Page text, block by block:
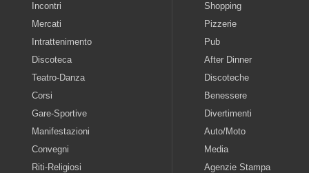
Incontri
Mercati
Intrattenimento
Discoteca
Teatro-Danza
Corsi
Gare-Sportive
Manifestazioni
Convegni
Riti-Religiosi
Shopping
Pizzerie
Pub
After Dinner
Discoteche
Benessere
Divertimenti
Auto/Moto
Media
Agenzie Stampa